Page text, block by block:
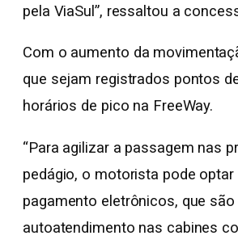
pela ViaSul”, ressaltou a
Com o aumento da
que sejam registrados pontos
horários de pico na FreeWay.
“Para agilizar a passagem nas
pedágio, o motorista pode
pagamento eletrônicos, que
autoatendimento nas cabines